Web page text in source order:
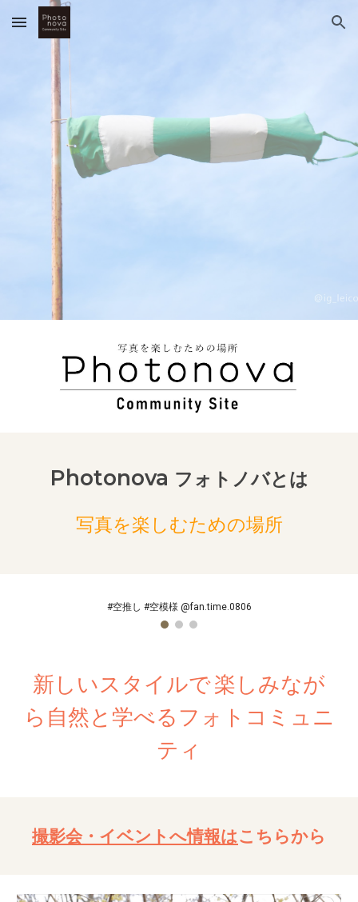
Skip to main content Skip to navigation
Photonova フォトノバとは
写真を楽しむための場所
#空推し #空模様 @fan.time.0806
新しいスタイルで楽しみなが
ら自然と学べるフォトコミュニ
ティ
撮影会・イベントへ情報はこちらから